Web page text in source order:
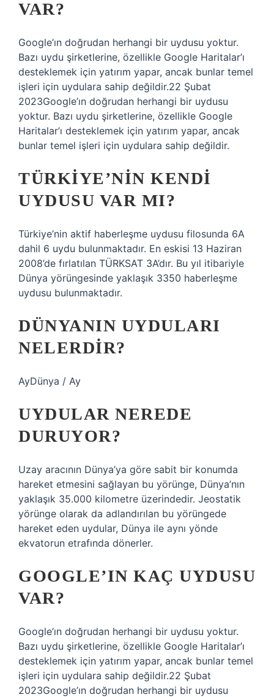
VAR?
Google’ın doğrudan herhangi bir uydusu yoktur.
Bazı uydu şirketlerine, özellikle Google Haritalar’ı
desteklemek için yatırım yapar, ancak bunlar temel
işleri için uydulara sahip değildir.22 Şubat
2023Google’ın doğrudan herhangi bir uydusu
yoktur. Bazı uydu şirketlerine, özellikle Google
Haritalar’ı desteklemek için yatırım yapar, ancak
bunlar temel işleri için uydulara sahip değildir.
TÜRKIYE’NIN KENDI
UYDUSU VAR MI?
Türkiye’nin aktif haberleşme uydusu filosunda 6A
dahil 6 uydu bulunmaktadır. En eskisi 13 Haziran
2008’de fırlatılan TÜRKSAT 3A’dır. Bu yıl itibariyle
Dünya yörüngesinde yaklaşık 3350 haberleşme
uydusu bulunmaktadır.
DÜNYANIN UYDULARI
NELERDIR?
AyDünya / Ay
UYDULAR NEREDE
DURUYOR?
Uzay aracının Dünya’ya göre sabit bir konumda
hareket etmesini sağlayan bu yörünge, Dünya’nın
yaklaşık 35.000 kilometre üzerindedir. Jeostatik
yörünge olarak da adlandırılan bu yörüngede
hareket eden uydular, Dünya ile aynı yönde
ekvatorun etrafında dönerler.
GOOGLE’IN KAÇ UYDUSU
VAR?
Google’ın doğrudan herhangi bir uydusu yoktur.
Bazı uydu şirketlerine, özellikle Google Haritalar’ı
desteklemek için yatırım yapar, ancak bunlar temel
işleri için uydulara sahip değildir.22 Şubat
2023Google’ın doğrudan herhangi bir uydusu